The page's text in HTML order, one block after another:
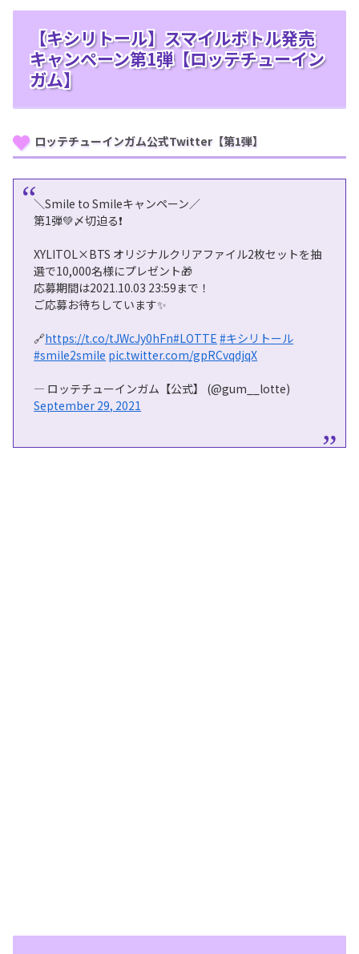
【キシリトール】スマイルボトル発売
キャンペーン第1弾【ロッテチューイン
ガム】
ロッテチューインガム公式Twitter【第1弾】
＼Smile to Smileキャンペーン／
第1弾💚〆切迫る❗
XYLITOL×BTS オリジナルクリアファイル2枚セットを抽
選で10,000名様にプレゼント🎁
応募期間は2021.10.03 23:59まで！
ご応募お待ちしています✨
🔗https://t.co/tJWcJy0hFn#LOTTE #キシリトール
#smile2smile pic.twitter.com/gpRCvqdjqX
— ロッテチューインガム【公式】 (@gum__lotte)
September 29, 2021